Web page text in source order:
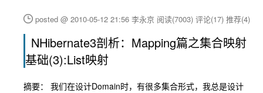
posted @ 2010-05-12 21:56 李永京 阅读(7003) 评论(17) 推荐(4)
NHibernate3剖析：Mapping篇之集合映射
基础(3):List映射
摘要： 我们在设计Domain时，有很多集合形式，我总是设计